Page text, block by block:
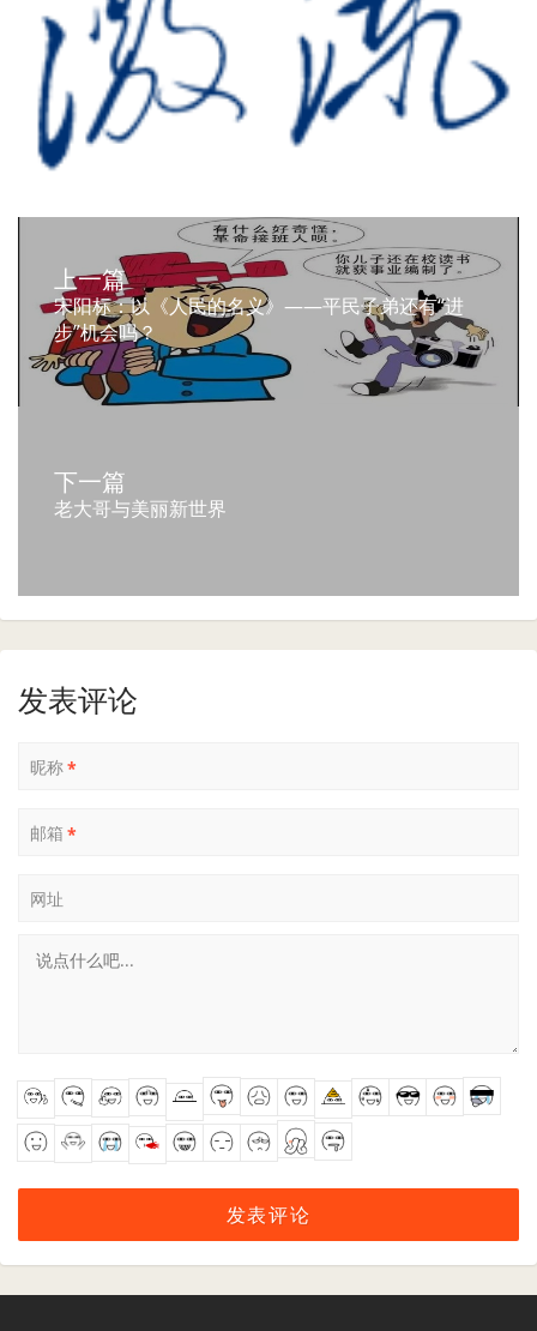
上一篇
宋阳标：以《人民的名义》——平民子弟还有“进
步”机会吗？
下一篇
老大哥与美丽新世界
发表评论
昵称*
邮箱 *
网址